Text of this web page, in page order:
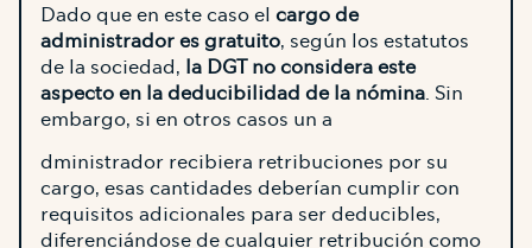
Dado que en este caso el cargo de
administrador es gratuito, según los estatutos
de la sociedad, la DGT no considera este
aspecto en la deducibilidad de la nómina. Sin
embargo, si en otros casos un a
dministrador recibiera retribuciones por su
cargo, esas cantidades deberían cumplir con
requisitos adicionales para ser deducibles,
diferenciándose de cualquier retribución como